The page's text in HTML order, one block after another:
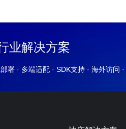
业解决方案
署 · 多端适配 · SDK支持 · 海外访问